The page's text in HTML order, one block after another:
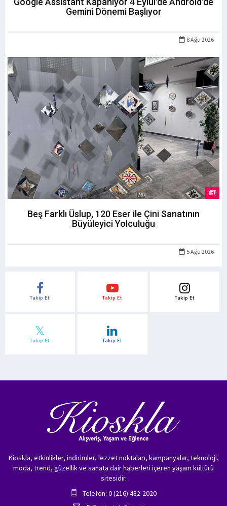
Gemini Dönemi Başlıyor
8 Ağu 2026
Beş Farklı Üslup, 120 Eser ile Çini Sanatının
Büyüleyici Yolculuğu
5 Ağu 2026
Takip Et Takip Et Takip Et
Takip Et Takip Et
Kioskla, etkinlikler, indirimler, lezzet noktaları, kampanyalar, teknoloji,
moda, trend, güzellik ve sanata dair haberleri içeren yaşam kültürü
sitesidir.
Telefon: 0 (216) 482-2020